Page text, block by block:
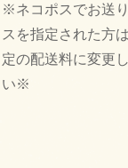
※ネコポスでお送
スを指定された方
定の配送料に変更
い※